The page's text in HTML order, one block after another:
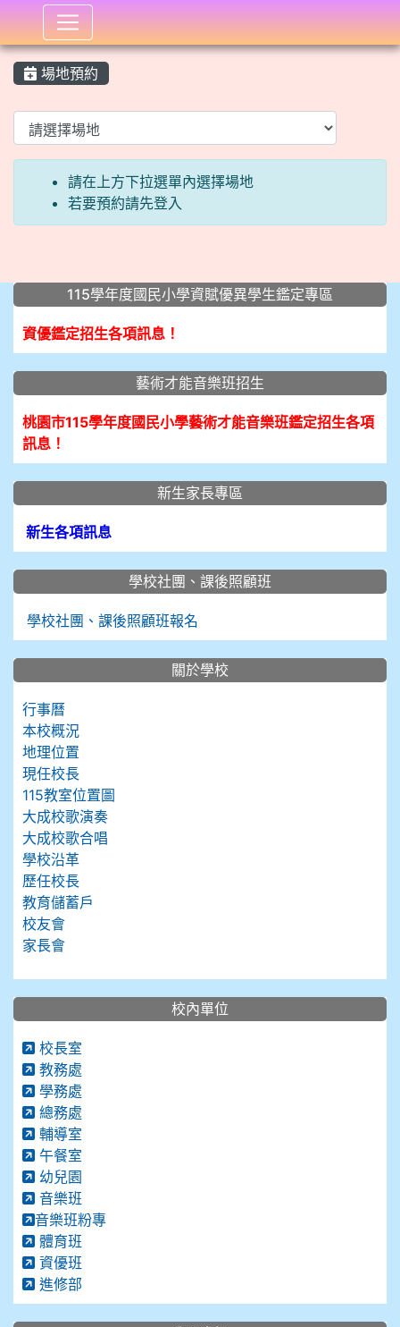
:::
場地預約
場地預約
請在上方下拉選單內選擇場地
若要預約請先登入
::: 115學年度國民小學資賦優異學生鑑定專區
資優鑑定招生各項訊息！
藝術才能音樂班招生
桃園市115學年度國民小學藝術才能音樂班鑑定招生各項
訊息！
新生家長專區
新生各項訊息
學校社團、課後照顧班
學校社團、課後照顧班報名
關於學校
行事曆
本校概況
地理位置
現任校長
115教室位置圖
大成校歌演奏
大成校歌合唱
學校沿革
歷任校長
教育儲蓄戶
校友會
家長會
校內單位
校長室
教務處
學務處
總務處
輔導室
午餐室
幼兒園
音樂班
音樂班粉專
體育班
資優班
進修部